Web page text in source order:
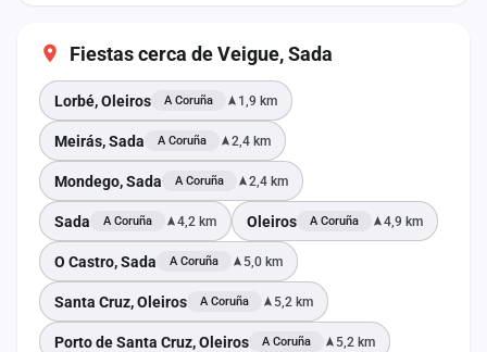
Fiestas cerca de Veigue, Sada
Lorbé, Oleiros A Coruña 1,9 km
Meirás, Sada A Coruña 2,4 km
Mondego, Sada A Coruña 2,4 km
Sada A Coruña 4,2 km Oleiros A Coruña 4,9 km
O Castro, Sada A Coruña 5,0 km
Santa Cruz, Oleiros A Coruña 5,2 km
Porto de Santa Cruz, Oleiros A Coruña 5,2 km